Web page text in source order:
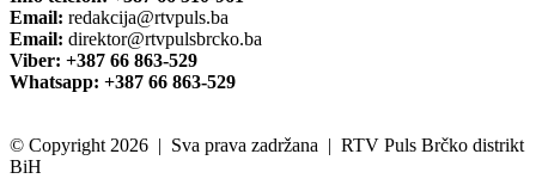
Email: redakcija@rtvpuls.ba
Email: direktor@rtvpulsbrcko.ba
Viber: +387 66 863-529
Whatsapp: +387 66 863-529
© Copyright 2026 | Sva prava zadržana | RTV Puls Brčko distrikt
BiH